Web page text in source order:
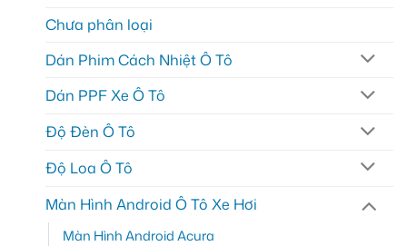
Chưa phân loại
Dán Phim Cách Nhiệt Ô Tô
Dán PPF Xe Ô Tô
Độ Đèn Ô Tô
Độ Loa Ô Tô
Màn Hình Android Ô Tô Xe Hơi
Màn Hình Android Acura